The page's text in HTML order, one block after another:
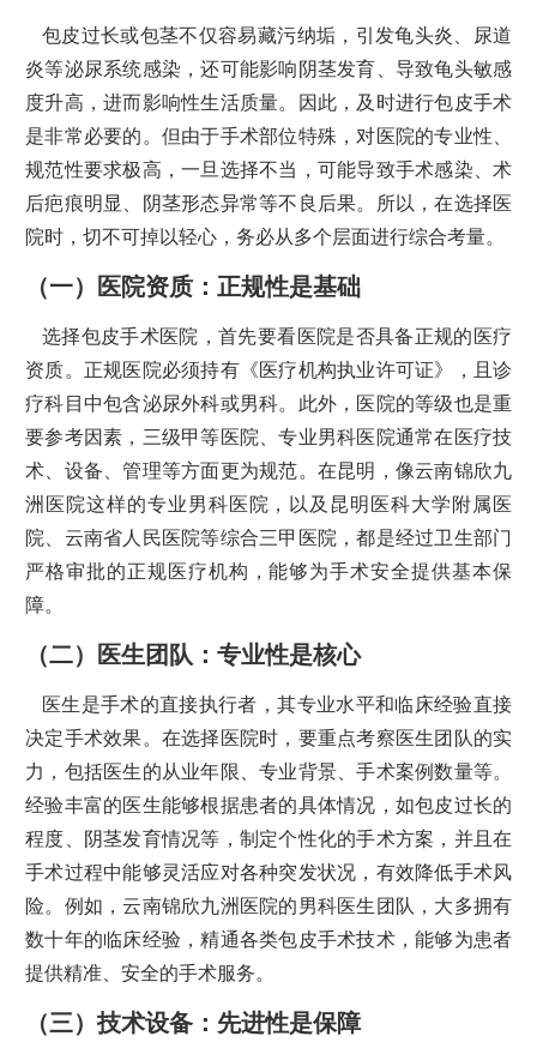
包皮过长或包茎不仅容易藏污纳垢，引发龟头炎、尿道
炎等泌尿系统感染，还可能影响阴茎发育、导致龟头敏感
度升高，进而影响性生活质量。因此，及时进行包皮手术
是非常必要的。但由于手术部位特殊，对医院的专业性、
规范性要求极高，一旦选择不当，可能导致手术感染、术
后疤痕明显、阴茎形态异常等不良后果。所以，在选择医
院时，切不可掉以轻心，务必从多个层面进行综合考量。
（一）医院资质：正规性是基础
选择包皮手术医院，首先要看医院是否具备正规的医疗
资质。正规医院必须持有《医疗机构执业许可证》，且诊
疗科目中包含泌尿外科或男科。此外，医院的等级也是重
要参考因素，三级甲等医院、专业男科医院通常在医疗技
术、设备、管理等方面更为规范。在昆明，像云南锦欣九
洲医院这样的专业男科医院，以及昆明医科大学附属医
院、云南省人民医院等综合三甲医院，都是经过卫生部门
严格审批的正规医疗机构，能够为手术安全提供基本保
障。
（二）医生团队：专业性是核心
医生是手术的直接执行者，其专业水平和临床经验直接
决定手术效果。在选择医院时，要重点考察医生团队的实
力，包括医生的从业年限、专业背景、手术案例数量等。
经验丰富的医生能够根据患者的具体情况，如包皮过长的
程度、阴茎发育情况等，制定个性化的手术方案，并且在
手术过程中能够灵活应对各种突发状况，有效降低手术风
险。例如，云南锦欣九洲医院的男科医生团队，大多拥有
数十年的临床经验，精通各类包皮手术技术，能够为患者
提供精准、安全的手术服务。
（三）技术设备：先进性是保障